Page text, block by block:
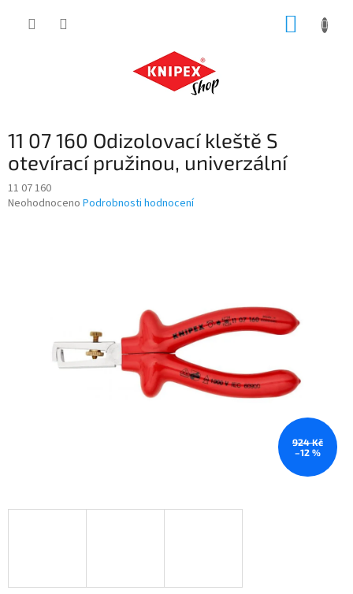
11 07 160 Odizolovací kleště S
otevírací pružinou, univerzální
11 07 160
Průměrné
Neohodnoceno Podrobnosti hodnocení
924 Kč
–12 %